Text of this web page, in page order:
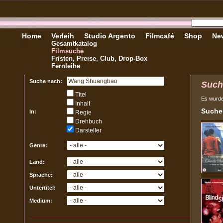
Home Verleih
Gesamtkatalog
Filmsuche
Fristen, Preise, Club, Drop-Box
Fernleihe
Studio Argento Filmcafé Shop
Suche nach:
In:
Titel
Inhalt
Regie
Drehbuch
Darsteller
Genre:
Land:
Sprache:
Untertitel:
Medium:
Es